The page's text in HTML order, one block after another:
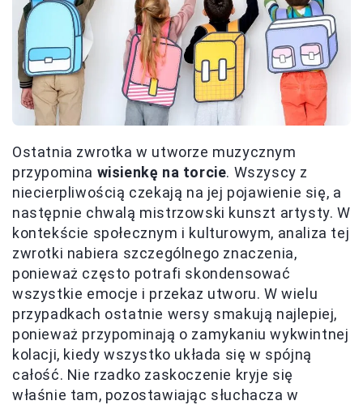
Ostatnia zwrotka w utworze muzycznym
przypomina wisienkę na torcie. Wszyscy z
niecierpliwością czekają na jej pojawienie się, a
następnie chwalą mistrzowski kunszt artysty. W
kontekście społecznym i kulturowym, analiza tej
zwrotki nabiera szczególnego znaczenia,
ponieważ często potrafi skondensować
wszystkie emocje i przekaz utworu. W wielu
przypadkach ostatnie wersy smakują najlepiej,
ponieważ przypominają o zamykaniu wykwintnej
kolacji, kiedy wszystko układa się w spójną
całość. Nie rzadko zaskoczenie kryje się
właśnie tam, pozostawiając słuchacza w